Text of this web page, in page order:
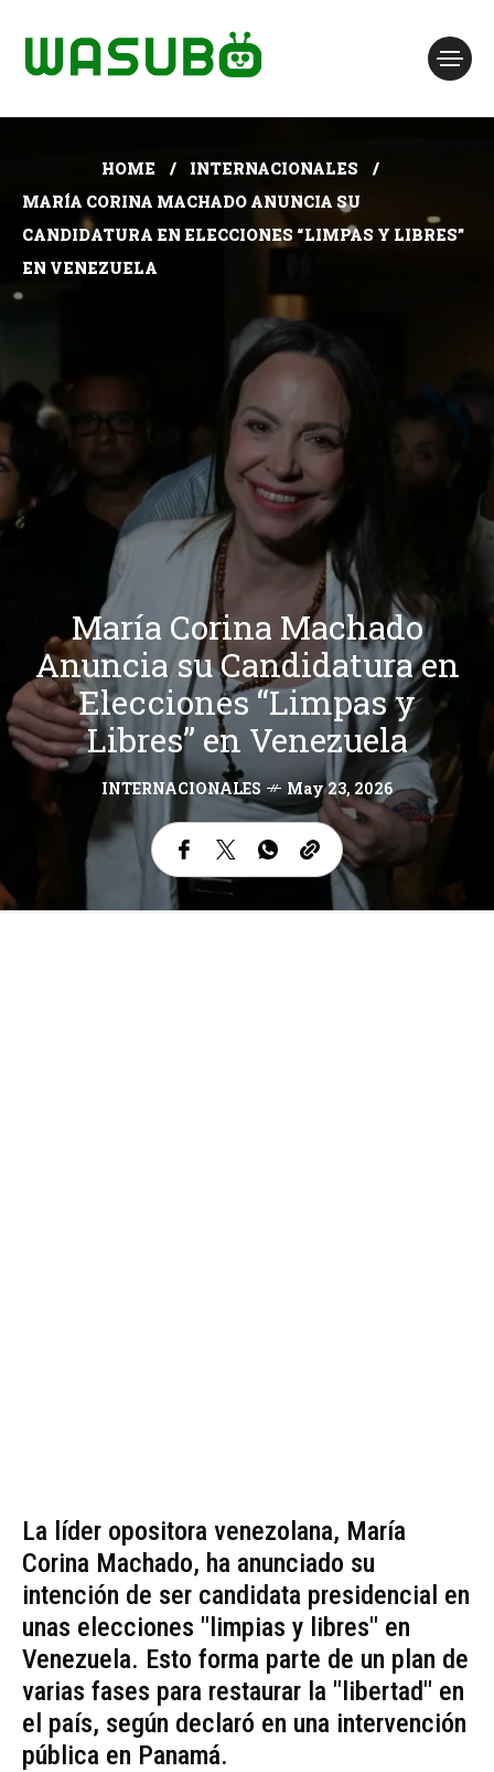
HOME
INTERNACIONALES
MARÍA CORINA MACHADO ANUNCIA SU
CANDIDATURA EN ELECCIONES “LIMPAS Y LIBRES”
EN VENEZUELA
María Corina Machado
Anuncia su Candidatura en
Elecciones “Limpas y
Libres” en Venezuela
INTERNACIONALES May 23, 2026
La líder opositora venezolana, María
Corina Machado, ha anunciado su
intención de ser candidata presidencial en
unas elecciones "limpias y libres" en
Venezuela. Esto forma parte de un plan de
varias fases para restaurar la "libertad" en
el país, según declaró en una intervención
pública en Panamá.